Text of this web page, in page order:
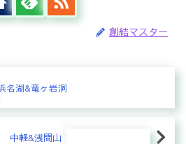
創結マスター
名湖&竜ヶ岩洞
中軽&浅間山